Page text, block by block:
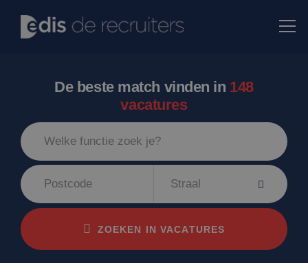
De beste match vinden in 148
vacatures
Straal
ZOEKEN IN VACATURES